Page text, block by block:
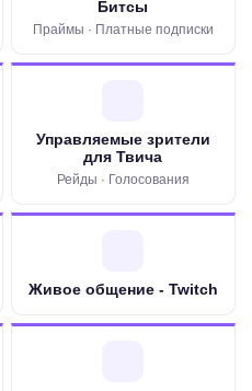
Битсы
Праймы · Платные подписки
Управляемые зрители
для Твича
Рейды · Голосования
Живое общение - Twitch